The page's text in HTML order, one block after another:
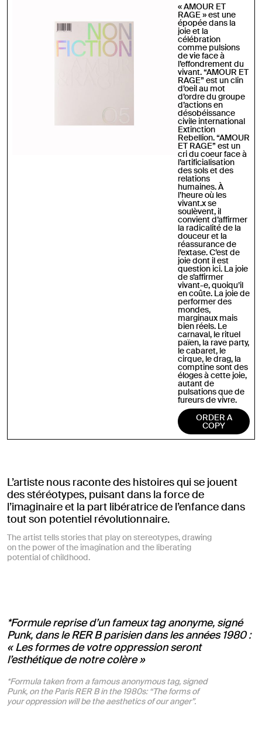
« AMOUR ET
RAGE » est une
épopée dans la
joie et la
célébration
comme pulsions
de vie face à
l’effondrement du
vivant. “AMOUR ET
RAGE” est un clin
d’oeil au mot
d’ordre du groupe
d’actions en
désobéissance
civile international
Extinction
Rebellion. “AMOUR
ET RAGE” est un
cri du coeur face à
l’artificialisation
des sols et des
relations
humaines. À
l’heure où les
vivant.x se
soulèvent, il
convient d’affirmer
la radicalité de la
douceur et la
réassurance de
l’extase. C’est de
joie dont il est
question ici. La joie
de s’affirmer
vivant-e, quoiqu’il
en coûte. La joie de
performer des
mondes,
marginaux mais
bien réels. Le
carnaval, le rituel
païen, la rave party,
le cabaret, le
cirque, le drag, la
comptine sont des
éloges à cette joie,
autant de
pulsations que de
fureurs de vivre.
ORDER A
COPY
L’artiste nous raconte des histoires qui se jouent
des stéréotypes, puisant dans la force de
l’imaginaire et la part libératrice de l’enfance dans
tout son potentiel révolutionnaire.
The artist tells stories that play on stereotypes, drawing
on the power of the imagination and the liberating
potential of childhood.
*Formule reprise d’un fameux tag anonyme, signé
Punk, dans le RER B parisien dans les années 1980 :
« Les formes de votre oppression seront
l’esthétique de notre colère »
*Formula taken from a famous anonymous tag, signed
Punk, on the Paris RER B in the 1980s: “The forms of
your oppression will be the aesthetics of our anger”.